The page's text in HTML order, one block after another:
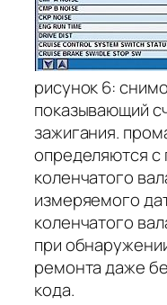
рисунок 6:
показывающий
зажигания.
определяются
коленчатого
измеряемого
коленчатого
при
ремонта даже
кода.